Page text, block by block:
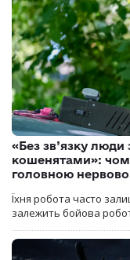
«Без зв’язку
кошенятами»:
головною
Їхня робота часто
залежить бойова